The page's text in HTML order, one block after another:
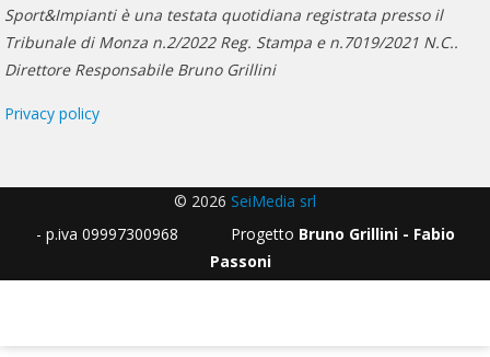
Sport&Impianti è una testata quotidiana registrata presso il
Tribunale di Monza n.2/2022 Reg. Stampa e n.7019/2021 N.C..
Direttore Responsabile Bruno Grillini
Privacy policy
© 2026 SeiMedia srl
- p.iva 09997300968 Progetto Bruno Grillini - Fabio
Passoni